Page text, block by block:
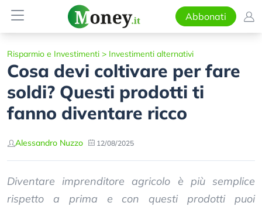
Abbonati
Risparmio e Investimenti > Investimenti alternativi
Cosa devi coltivare per fare
soldi? Questi prodotti ti
fanno diventare ricco
Alessandro Nuzzo 12/08/2025
Diventare imprenditore agricolo è più semplice
rispetto a prima e con questi prodotti puoi